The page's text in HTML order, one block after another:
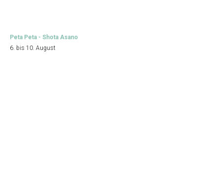
Peta Peta - Shota Asano
6. bis 10. August